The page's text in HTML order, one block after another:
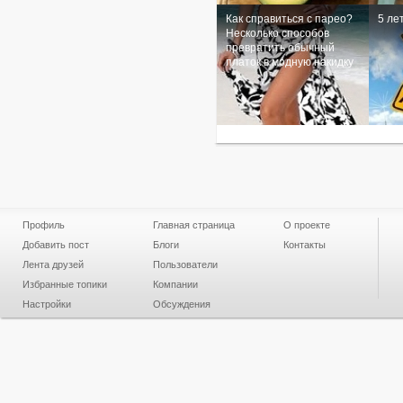
Как справиться с парео?
Несколько способов
превратить обычный
платок в модную накидку
5
Профиль
Добавить пост
Лента друзей
Избранные топики
Настройки
Главная страница
Блоги
Пользователи
Компании
Обсуждения
О проекте
Контакты